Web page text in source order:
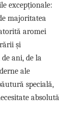
excepționale:
majoritatea
aromei
și
ani, de la
ale
specială,
absolută